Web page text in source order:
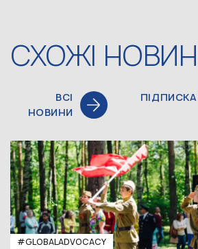
СХОЖІ
ВСІ
НОВИНИ
#GLOBALADVOCACY